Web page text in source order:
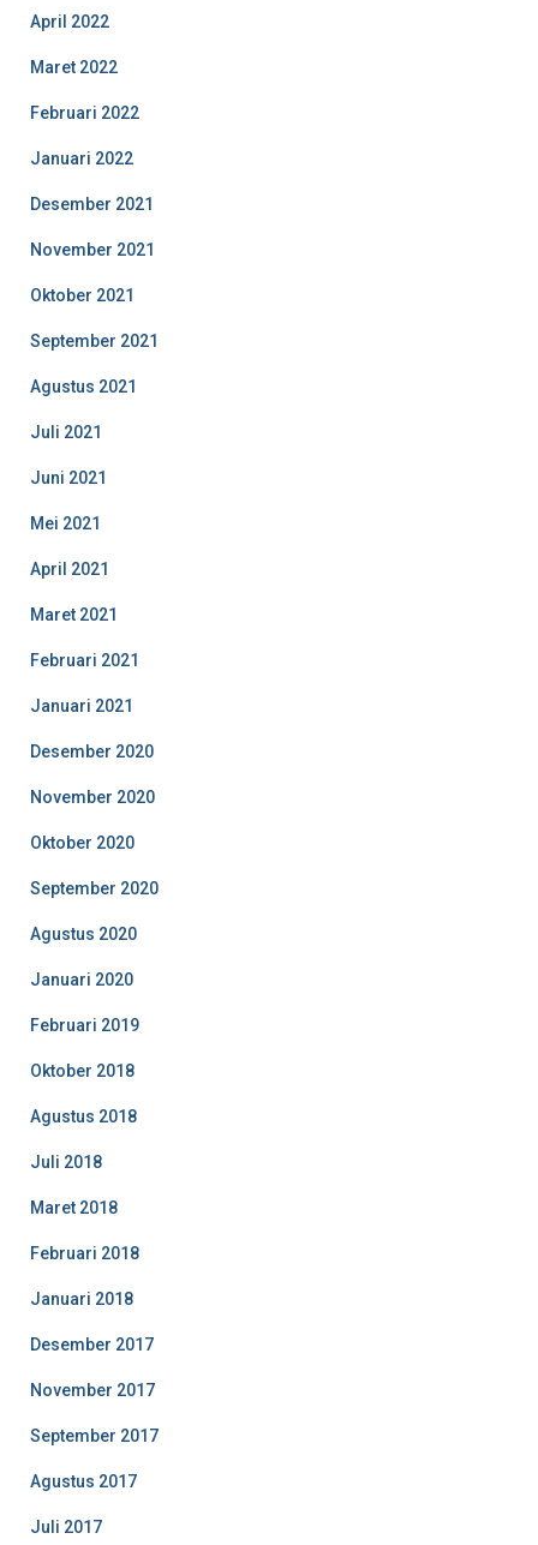
April 2022
Maret 2022
Februari 2022
Januari 2022
Desember 2021
November 2021
Oktober 2021
September 2021
Agustus 2021
Juli 2021
Juni 2021
Mei 2021
April 2021
Maret 2021
Februari 2021
Januari 2021
Desember 2020
November 2020
Oktober 2020
September 2020
Agustus 2020
Januari 2020
Februari 2019
Oktober 2018
Agustus 2018
Juli 2018
Maret 2018
Februari 2018
Januari 2018
Desember 2017
November 2017
September 2017
Agustus 2017
Juli 2017